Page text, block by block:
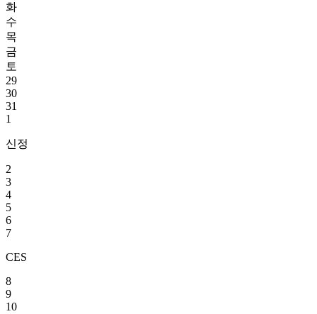
화
수
목
금
토
29
30
31
1
신정
2
3
4
5
6
7
CES
8
9
10